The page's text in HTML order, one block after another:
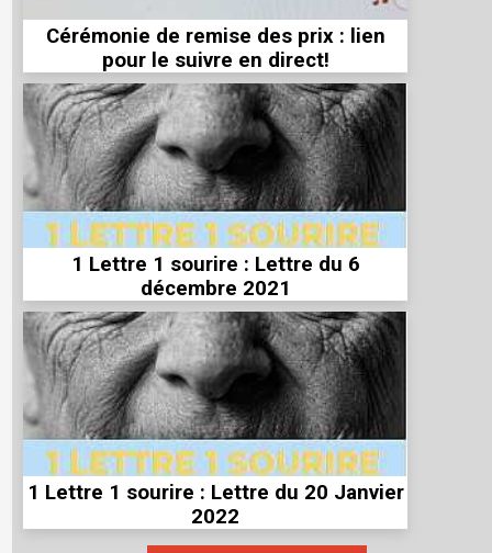
Cérémonie de remise des prix : lien
pour le suivre en direct!
1 Lettre 1 sourire : Lettre du 6
décembre 2021
1 Lettre 1 sourire : Lettre du 20 Janvier
2022